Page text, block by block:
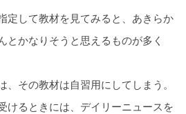
定して教材を見てみると、あきらか
とかなりそうと思えるものが多く
、その教材は自習用にしてしまう。
けるときには、デイリーニュースを